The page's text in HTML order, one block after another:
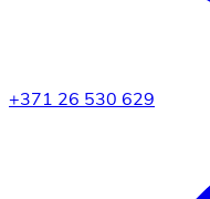
+371 26 530 629